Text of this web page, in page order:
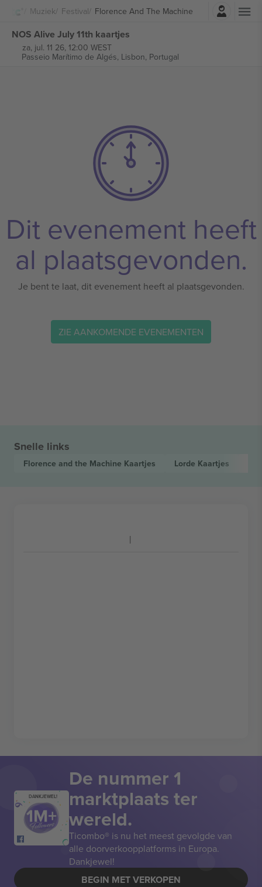
Muziek Festival Florence And The Machine
Log in
NOS Alive July 11th kaartjes
za, jul. 11 26, 12:00 WEST
Passeio Marítimo de Algés, Lisbon, Portugal
Dit evenement heeft
al plaatsgevonden.
Je bent te laat, dit evenement heeft al plaatsgevonden.
ZIE AANKOMENDE EVENEMENTEN
Snelle links
Florence and the Machine Kaartjes Lorde Kaartjes
DANKJEWEL!
De nummer 1
marktplaats ter
wereld.
Ticombo® is nu het meest gevolgde van
alle doorverkoopplatforms in Europa.
Dankjewel!
BEGIN MET VERKOPEN